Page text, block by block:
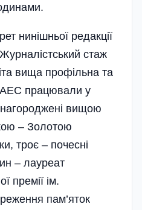
нинішньої редакції
стаж
вища профільна та
працювали у
нагороджені вищою
– Золотою
троє – почесні
– лауреат
премії ім.
пам’яток